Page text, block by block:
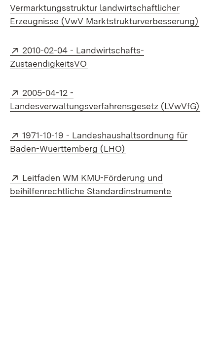
Vermarktungsstruktur landwirtschaftlicher
Erzeugnisse (VwV Marktstrukturverbesserung)
Extern:
2010-02-04 - Landwirtschafts-
ZustaendigkeitsVO
Extern:
2005-04-12 -
Landesverwaltungsverfahrensgesetz (LVwVfG)
Extern:
1971-10-19 - Landeshaushaltsordnung für
Baden-Wuerttemberg (LHO)
Extern:
Leitfaden WM KMU-Förderung und
beihilfenrechtliche Standardinstrumente